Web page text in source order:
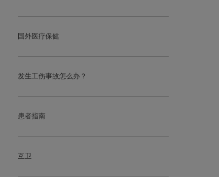
国外医疗保健
发生工伤事故怎么办？
患者指南
互卫